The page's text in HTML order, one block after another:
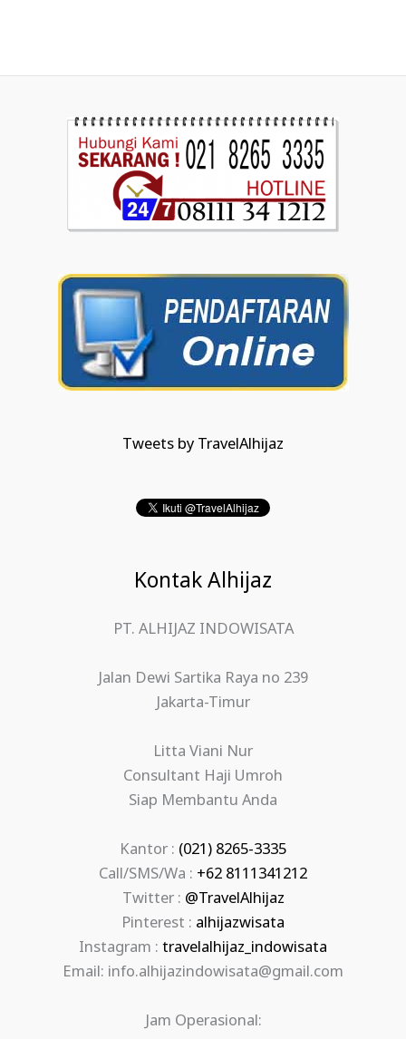
Tweets by TravelAlhijaz
Kontak Alhijaz
PT. ALHIJAZ INDOWISATA
Jalan Dewi Sartika Raya no 239
Jakarta-Timur
Litta Viani Nur
Consultant Haji Umroh
Siap Membantu Anda
Kantor : (021) 8265-3335
Call/SMS/Wa : +62 8111341212
Twitter : @TravelAlhijaz
Pinterest : alhijazwisata
Instagram : travelalhijaz_indowisata
Email: info.alhijazindowisata@gmail.com
Jam Operasional: